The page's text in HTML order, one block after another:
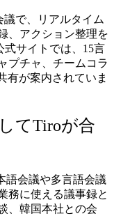
で、リアルタイム
、アクション整理を
サイトでは、15言
プチャ、チームコラ
有が案内されていま
てTiroが合
語会議や多言語会議
務に使える議事録と
、韓国本社との会